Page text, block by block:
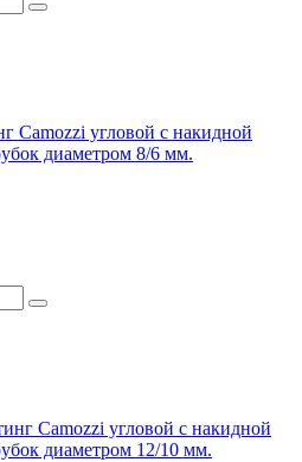
Camozzi угловой с накидной
диаметром 8/6 мм.
Camozzi угловой с накидной
диаметром 12/10 мм.